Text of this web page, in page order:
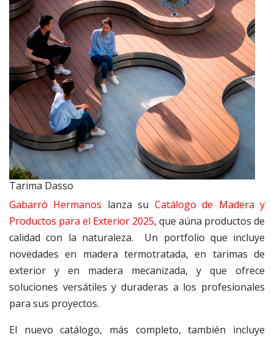
Tarima Dasso
Gabarró Hermanos lanza su Catálogo de Madera y
Productos para el Exterior 2025, que aúna productos de
calidad con la naturaleza. Un portfolio que incluye
novedades en madera termotratada, en tarimas de
exterior y en madera mecanizada, y que ofrece
soluciones versátiles y duraderas a los profesionales
para sus proyectos.
El nuevo catálogo, más completo, también incluye